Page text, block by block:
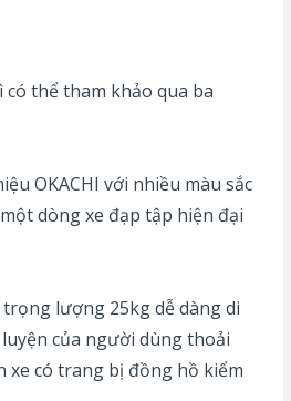
thể tham khảo qua ba
OKACHI với nhiều màu sắc
dòng xe đạp tập hiện đại
lượng 25kg dễ dàng di
của người dùng thoải
xe có trang bị đồng hồ kiểm